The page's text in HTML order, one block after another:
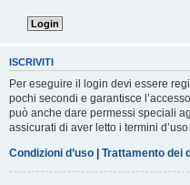
ISCRIVITI
Per eseguire il login devi essere
pochi secondi e garantisce
può anche dare permessi speciali
assicurati di aver letto i termini
Condizioni d’uso | Trattamento dei